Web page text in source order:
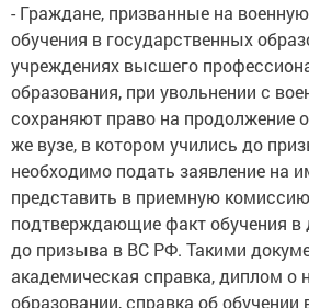
- Граждане, призванные на
обучения в государственных
учреждениях высшего
образования, при увольнении с
сохраняют право на продолжение
же вузе, в котором учились до
необходимо подать заявление на
представить в приемную
подтверждающие факт обучения в
до призыва в ВС РФ. Такими
академическая справка, диплом
образовании, справка об обучении